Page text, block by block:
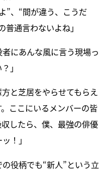
”、“間が違う、こうだ
普通言わないよね」
者にあんな風に言う現場っ
」
方と芝居をやらせてもらえ
ここにいるメンバーの皆
したら、僕、最強の俳優
！」
役柄でも“新人”という立